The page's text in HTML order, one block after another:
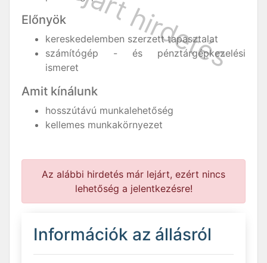
Előnyök
kereskedelemben szerzett tapasztalat
számítógép - és pénztárgépkezelési
ismeret
Amit kínálunk
hosszútávú munkalehetőség
kellemes munkakörnyezet
Az alábbi hirdetés már lejárt, ezért nincs
lehetőség a jelentkezésre!
Információk az állásról